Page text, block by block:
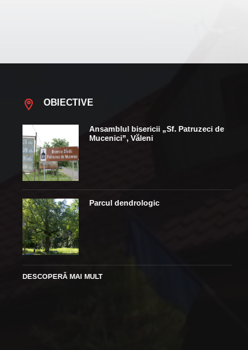
OBIECTIVE
Ansamblul bisericii „Sf. Patruzeci de
Mucenici”, Văleni
Parcul dendrologic
DESCOPERĂ MAI MULT